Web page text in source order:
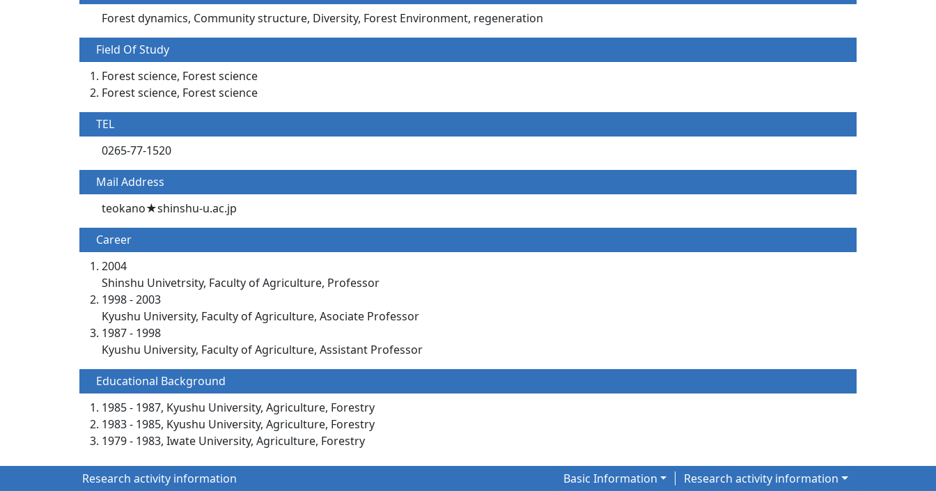
Forest dynamics, Community structure, Diversity, Forest Environment, regeneration
Field Of Study
Forest science, Forest science
Forest science, Forest science
TEL
0265-77-1520
Mail Address
teokano★shinshu-u.ac.jp
Career
2004
Shinshu Univetrsity, Faculty of Agriculture, Professor
1998 - 2003
Kyushu University, Faculty of Agriculture, Asociate Professor
1987 - 1998
Kyushu University, Faculty of Agriculture, Assistant Professor
Educational Background
1985 - 1987, Kyushu University, Agriculture, Forestry
1983 - 1985, Kyushu University, Agriculture, Forestry
1979 - 1983, Iwate University, Agriculture, Forestry
Research activity information Basic Information Research activity information